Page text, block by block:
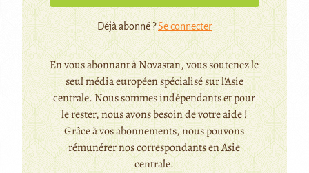
Déjà abonné ?Se connecter
En vous abonnant à Novastan, vous soutenez le
seul média européen spécialisé sur l'Asie
centrale. Nous sommes indépendants et pour
le rester, nous avons besoin de votre aide !
Grâce à vos abonnements, nous pouvons
rémunérer nos correspondants en Asie
centrale.